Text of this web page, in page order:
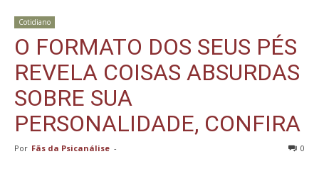
Cotidiano
O FORMATO DOS SEUS PÉS
REVELA COISAS ABSURDAS
SOBRE SUA
PERSONALIDADE, CONFIRA
Por Fãs da Psicanálise - 0